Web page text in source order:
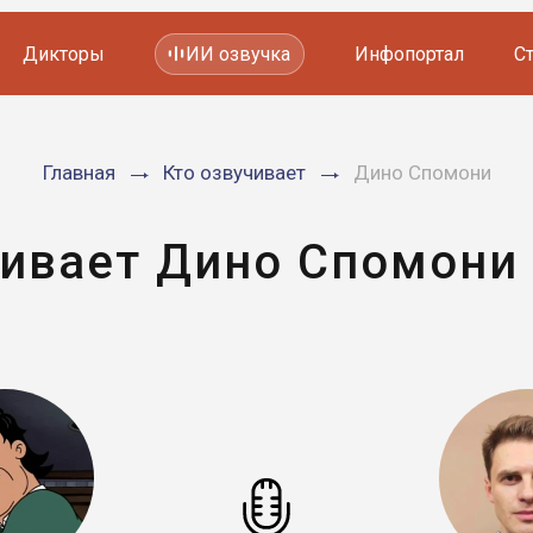
Мультфильмов
Дикторы ИИ озвучка Инфопортал
Главная Кто озвучивает Дино Спомони
Дино Спомони